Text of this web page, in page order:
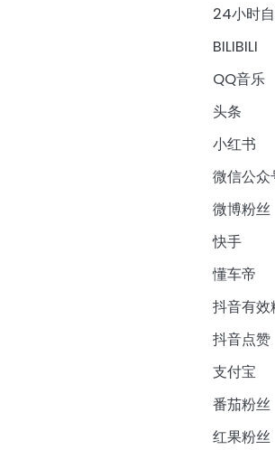
24小时
BILIBILI
QQ音乐
头条
小红书
微信公众
微博粉丝
快手
懂车帝
抖音有效
抖音点赞
支付宝
番茄粉丝
红果粉丝